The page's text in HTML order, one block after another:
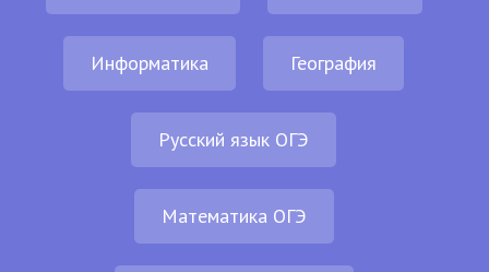
Информатика География
Русский язык ОГЭ
Математика ОГЭ